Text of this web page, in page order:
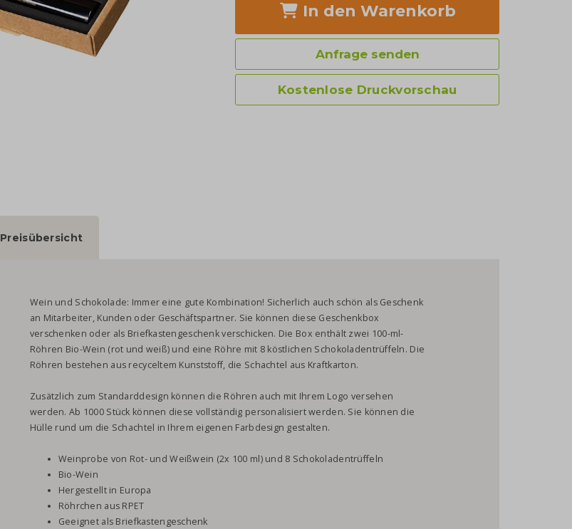
In den Warenkorb
Anfrage senden
Kostenlose Druckvorschau
Preisübersicht
Wein und Schokolade: Immer eine gute Kombination! Sicherlich auch schön als Geschenk
an Mitarbeiter, Kunden oder Geschäftspartner. Sie können diese Geschenkbox
verschenken oder als Briefkastengeschenk verschicken. Die Box enthält zwei 100-ml-
Röhren Bio-Wein (rot und weiß) und eine Röhre mit 8 köstlichen Schokoladentrüffeln. Die
Röhren bestehen aus recyceltem Kunststoff, die Schachtel aus Kraftkarton.
Zusätzlich zum Standarddesign können die Röhren auch mit Ihrem Logo versehen
werden. Ab 1000 Stück können diese vollständig personalisiert werden. Sie können die
Hülle rund um die Schachtel in Ihrem eigenen Farbdesign gestalten.
Weinprobe von Rot- und Weißwein (2x 100 ml) und 8 Schokoladentrüffeln
Bio-Wein
Hergestellt in Europa
Röhrchen aus RPET
Geeignet als Briefkastengeschenk